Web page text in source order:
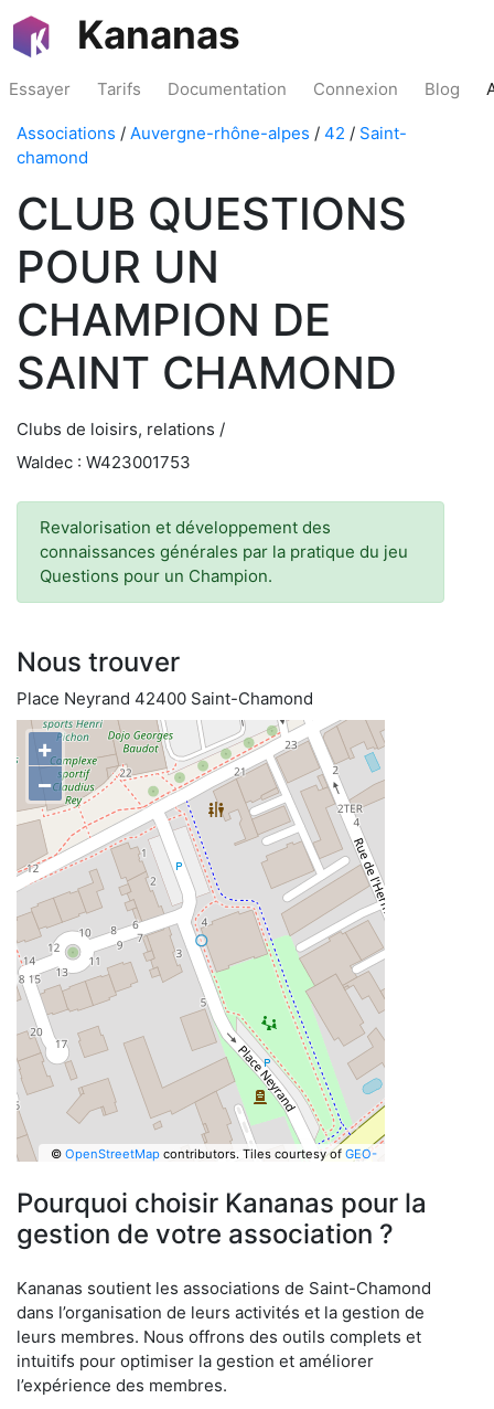
Kananas
Essayer Tarifs Documentation Connexion Blog
Associations / Auvergne-rhône-alpes / 42 / Saint-
chamond
CLUB QUESTIONS
POUR UN
CHAMPION DE
SAINT CHAMOND
Clubs de loisirs, relations /
Waldec : W423001753
Revalorisation et développement des
connaissances générales par la pratique du jeu
Questions pour un Champion.
Nous trouver
Place Neyrand 42400 Saint-Chamond
+
−
© OpenStreetMapcontributors. Tiles courtesy of GEO-
Pourquoi choisir Kananas pour la
gestion de votre association ?
Kananas soutient les associations de Saint-Chamond
dans l’organisation de leurs activités et la gestion de
leurs membres. Nous offrons des outils complets et
intuitifs pour optimiser la gestion et améliorer
l’expérience des membres.